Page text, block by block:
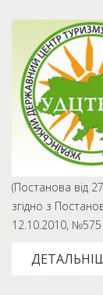
(Постанова від
згідно з
12.10.2010, №575